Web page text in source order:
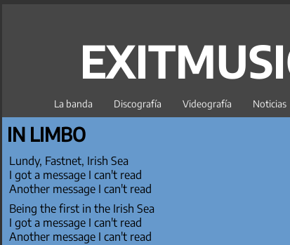
La banda Discografía Videografía Noticias
IN LIMBO
Lundy, Fastnet, Irish Sea
I got a message I can't read
Another message I can't read
Being the first in the Irish Sea
I got a message I can't read
Another message I can't read